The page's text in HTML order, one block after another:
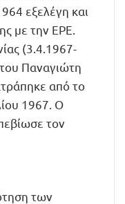
εξελέγη και
με την ΕΡΕ.
(3.4.1967-
Παναγιώτη
από το
1967. Ο
τον
των